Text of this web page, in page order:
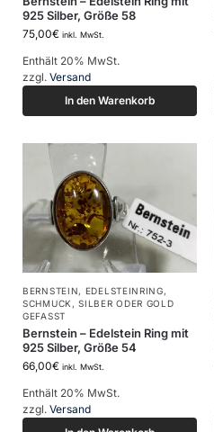
925 Silber, Größe 58
75,00€ inkl. MwSt.
Enthält 20% MwSt.
zzgl. Versand
In den Warenkorb
BERNSTEIN, EDELSTEINRING,
SCHMUCK ,SILBER ODER GOLD
GEFASST
Bernstein – Edelstein Ring mit
925 Silber, Größe 54
66,00€ inkl. MwSt.
Enthält 20% MwSt.
zzgl. Versand